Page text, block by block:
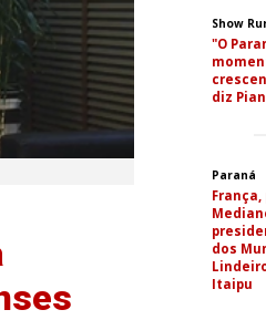
Show
"O
diz
Paraná
dos
Itaipu